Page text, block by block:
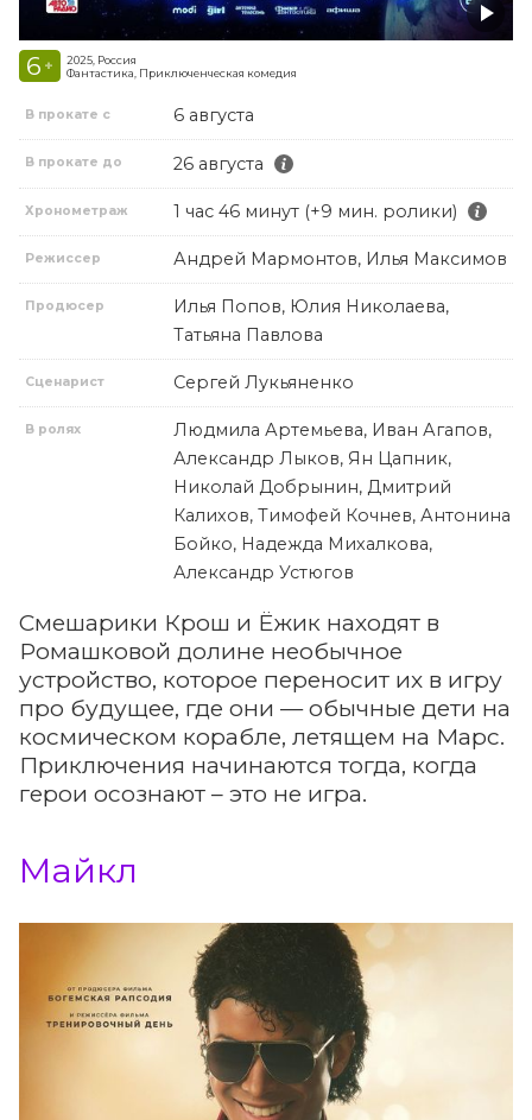
6 +
2025, Россия
Фантастика, Приключенческая комедия
В прокате с 6 августа
В прокате до 26 августа
Хронометраж 1 час 46 минут (+9 мин. ролики)
Режиссер Андрей Мармонтов, Илья Максимов
Продюсер
Илья Попов, Юлия Николаева,
Татьяна Павлова
Сценарист Сергей Лукьяненко
В ролях
Людмила Артемьева, Иван Агапов,
Александр Лыков, Ян Цапник,
Николай Добрынин, Дмитрий
Калихов, Тимофей Кочнев, Антонина
Бойко, Надежда Михалкова,
Александр Устюгов
Смешарики Крош и Ёжик находят в
Ромашковой долине необычное
устройство, которое переносит их в игру
про будущее, где они — обычные дети на
космическом корабле, летящем на Марс.
Приключения начинаются тогда, когда
герои осознают – это не игра.
Майкл